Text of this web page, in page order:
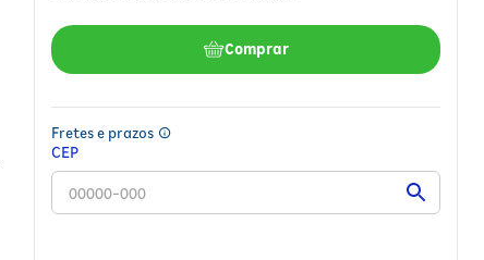
Comprar
Fretes e prazos
CEP